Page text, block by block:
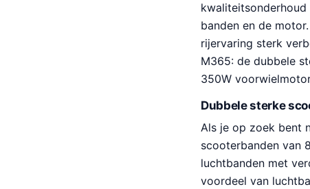
banden en de
rijervaring sterk
M365: de dubbele
350W
Dubbele sterke
Als je op zoek bent
scooterbanden van
luchtbanden met
voordeel van